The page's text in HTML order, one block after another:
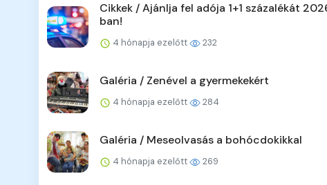
Cikkek / Ajánlja fel adója 1+1 százalékát
ban!
4 hónapja ezelőtt 232
Galéria / Zenével a gyermekekért
4 hónapja ezelőtt 284
Galéria / Meseolvasás a bohócdokikkal
4 hónapja ezelőtt 269